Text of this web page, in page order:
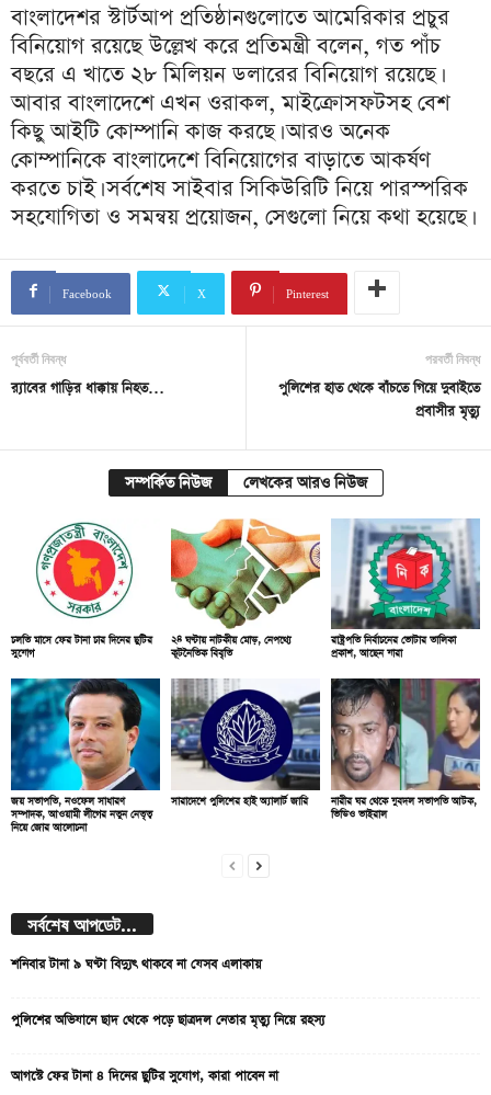
বাংলাদেশর স্টার্টআপ প্রতিষ্ঠানগুলোতে আমেরিকার প্রচুর
বিনিয়োগ রয়েছে উল্লেখ করে প্রতিমন্ত্রী বলেন, গত পাঁচ
বছরে এ খাতে ২৮ মিলিয়ন ডলারের বিনিয়োগ রয়েছে।
আবার বাংলাদেশে এখন ওরাকল, মাইক্রোসফটসহ বেশ
কিছু আইটি কোম্পানি কাজ করছে। আরও অনেক
কোম্পানিকে বাংলাদেশে বিনিয়োগের বাড়াতে আকর্ষণ
করতে চাই। সর্বশেষ সাইবার সিকিউরিটি নিয়ে পারস্পরিক
সহযোগিতা ও সমন্বয় প্রয়োজন, সেগুলো নিয়ে কথা হয়েছে।
Facebook X Pinterest
পূর্ববর্তী নিবন্ধ
র‌্যাবের গাড়ির ধাক্কায় নিহত…
পরবর্তী নিবন্ধ
পুলিশের হাত থেকে বাঁচতে গিয়ে দুবাইতে
প্রবাসীর মৃত্যু
সম্পর্কিত নিউজ লেখকের আরও নিউজ
চলতি মাসে ফের টানা চার দিনের ছুটির
সুযোগ
২৪ ঘণ্টায় নাটকীয় মোড়, নেপথ্যে
কূটনৈতিক বিবৃতি
রাষ্ট্রপতি নির্বাচনের ভোটার তালিকা
প্রকাশ, আছেন যারা
জয় সভাপতি, নওফেল সাধারণ
সম্পাদক, আওয়ামী লীগের নতুন নেতৃত্ব
নিয়ে জোর আলোচনা
সারাদেশে পুলিশের হাই অ্যালার্ট জারি
নারীর ঘর থেকে যুবদল সভাপতি আটক,
ভিডিও ভাইরাল
সর্বশেষ আপডেট...
শনিবার টানা ৯ ঘণ্টা বিদ্যুৎ থাকবে না যেসব এলাকায়
পুলিশের অভিযানে ছাদ থেকে পড়ে ছাত্রদল নেতার মৃত্যু নিয়ে রহস্য
আগস্টে ফের টানা ৪ দিনের ছুটির সুযোগ, কারা পাবেন না